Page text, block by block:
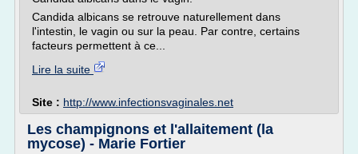
Candida albicans se retrouve naturellement dans
l'intestin, le vagin ou sur la peau. Par contre, certains
facteurs permettent à ce...
Lire la suite
Site : http://www.infectionsvaginales.net
Les champignons et l'allaitement (la
mycose) - Marie Fortier